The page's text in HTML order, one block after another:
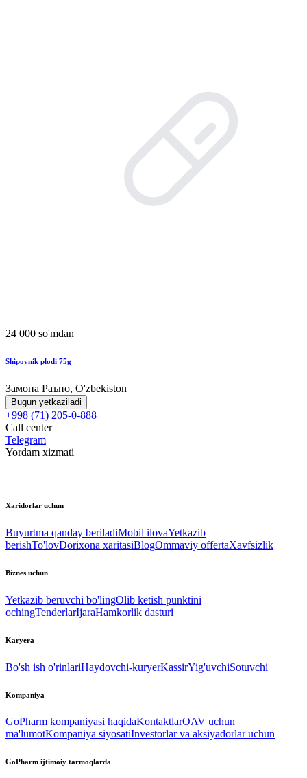
24 000 so'mdan
Shipovnik plodi 75g
Замона Раъно, O'zbekiston
Bugun yetkaziladi
+998 (71) 205-0-888
Call center
Telegram
Yordam xizmati
Xaridorlar uchun
Buyurtma qanday beriladiMobil ilovaYetkazib
berishTo'lovDorixona xaritasiBlogOmmaviy offertaXavfsizlik
Biznes uchun
Yetkazib beruvchi bo'lingOlib ketish punktini
ochingTenderlarIjaraHamkorlik dasturi
Karyera
Bo'sh ish o'rinlariHaydovchi-kuryerKassirYig'uvchiSotuvchi
Kompaniya
GoPharm kompaniyasi haqidaKontaktlarOAV uchun
ma'lumotKompaniya siyosatiInvestorlar va aksiyadorlar uchun
GoPharm ijtimoiy tarmoqlarda